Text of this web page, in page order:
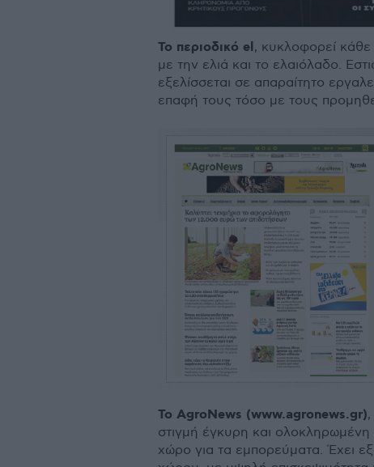
Το περιοδικό el, κυκλοφορεί
µε την ελιά και το ελαιόλαδο.
εξελίσσεται σε απαραίτητο
επαφή τους τόσο µε τους
To AgroNews (www.agronews.gr)
στιγµή έγκυρη και ολοκληρωµένη
χώρο για τα εµπορεύµατα. Έχει